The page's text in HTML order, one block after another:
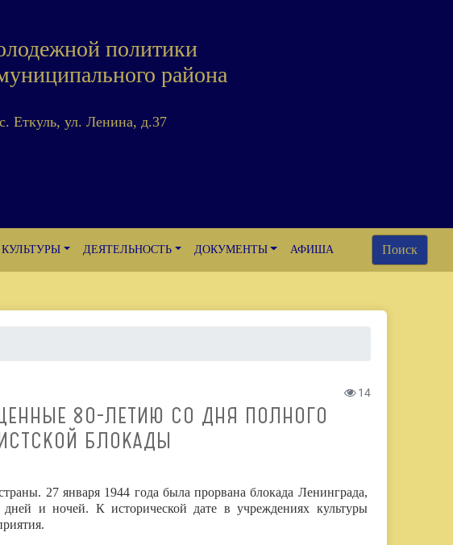
политики
района
Еткуль, ул. Ленина, д.37
ДЕЯТЕЛЬНОСТЬ ДОКУМЕНТЫ АФИША Поиск
14
80-ЛЕТИЮ СО ДНЯ ПОЛНОГО
БЛОКАДЫ
27 января 1944 года была прорвана блокада Ленинграда,
дней и ночей. К исторической дате в учреждениях культуры